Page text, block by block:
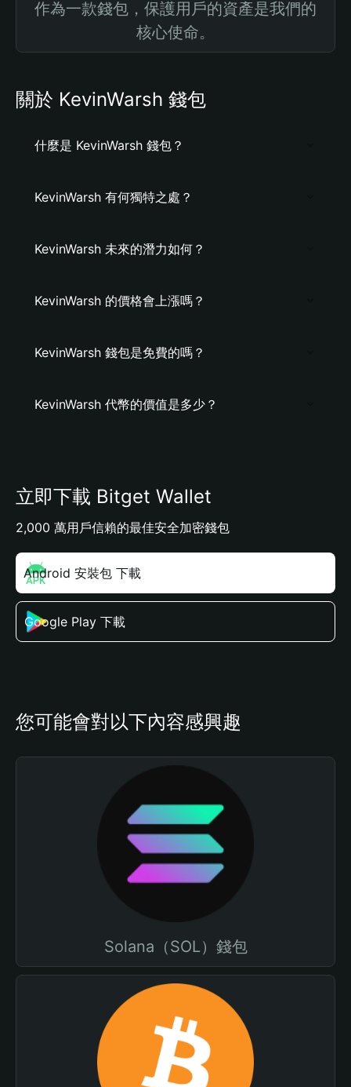
作為一款錢包，保護用戶的資產是我們的
核心使命。
關於 KevinWarsh 錢包
什麼是 KevinWarsh 錢包？
KevinWarsh 有何獨特之處？
KevinWarsh 未來的潛力如何？
KevinWarsh 的價格會上漲嗎？
KevinWarsh 錢包是免費的嗎？
KevinWarsh 代幣的價值是多少？
立即下載 Bitget Wallet
2,000 萬用戶信賴的最佳安全加密錢包
Android 安裝包 下載
Google Play 下載
您可能會對以下內容感興趣
Solana（SOL）錢包